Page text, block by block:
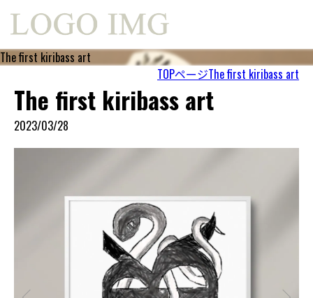
The first kiribass art
TOPページThe first kiribass art
The first kiribass art
2023/03/28